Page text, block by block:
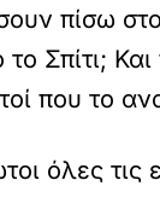
πίσω
Σπίτι; Και
που το
όλες τις